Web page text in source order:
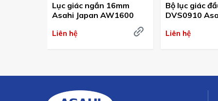
Lục giác ngắn 16mm
Asahi Japan AW1600
Liên hệ
Bộ lục giác
DVS0910
Liên hệ